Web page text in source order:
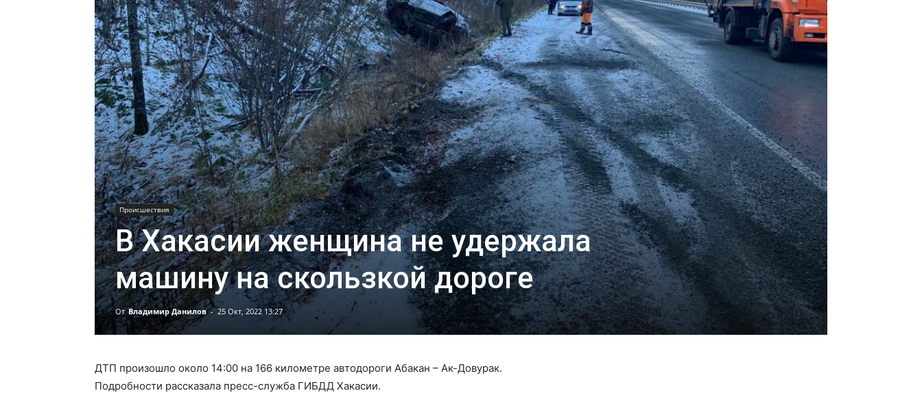
Происшествия
В Хакасии женщина не удержала
машину на скользкой дороге
От Владимир Данилов - 25 Окт, 2022 13:27
ДТП произошло около 14:00 на 166 километре автодороги Абакан – Ак-Довурак.
Подробности рассказала пресс-служба ГИБДД Хакасии.